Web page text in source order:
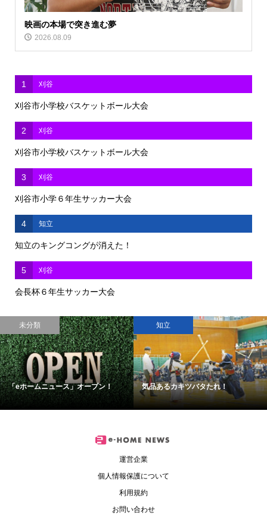
映画の本場で突き進む夢
2026.08.09
1 刈谷
刈谷市小学校バスケットボール大会
2 刈谷
刈谷市小学校バスケットボール大会
3 刈谷
刈谷市小学６年生サッカー大会
4 知立
知立のキングコングが消えた！
5 刈谷
会長杯６年生サッカー大会
未分類
「eホームニュース」オープン！
知立
気品あるカキツバタたれ！
運営企業
個人情報保護について
利用規約
お問い合わせ